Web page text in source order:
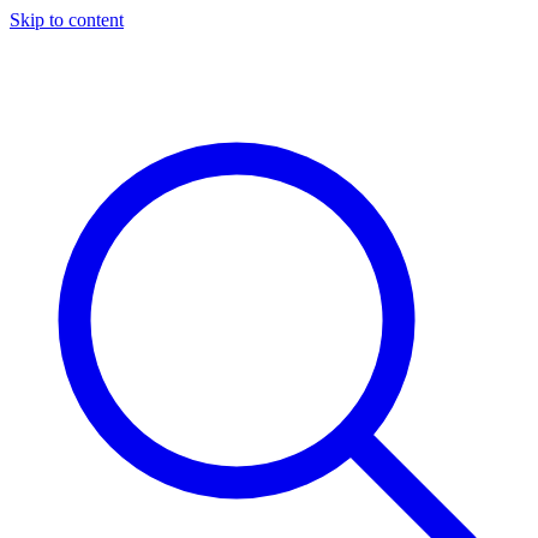
Skip to content